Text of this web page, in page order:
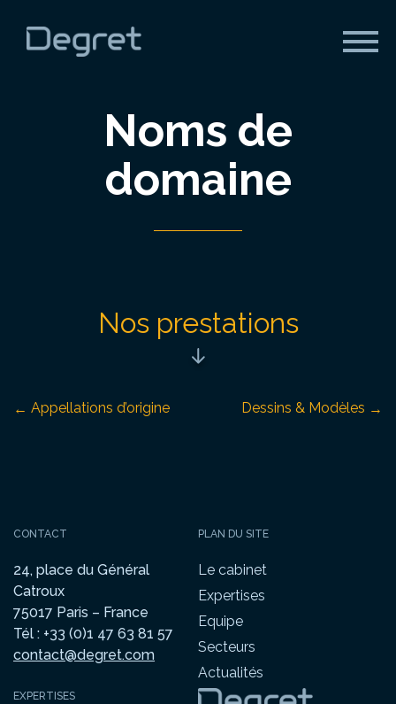
Noms de
domaine
Nos prestations
← Appellations d’origine Dessins & Modèles →
CONTACT
24, place du Général
Catroux
75017 Paris – France
Tél : +33 (0)1 47 63 81 57
contact@degret.com
PLAN DU SITE
Le cabinet
Expertises
Equipe
Secteurs
Actualités
EXPERTISES